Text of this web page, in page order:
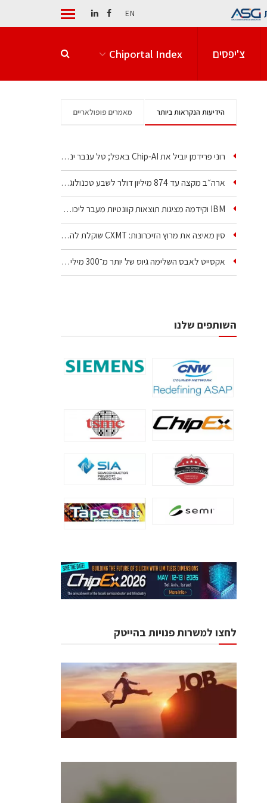
EN
צ'יפסים Chiportal Index
הידיעות הנקראות ביותר מאמרים פופולאריים
רוני פרידמן יוביל את Chip‑AI באפל; טל ענבר ינהל את…
ארה״ב מקצה עד 874 מיליון דולר לשבע טכנולוגיות שבבים…
IBM וקידמה מציגות תוצאות קוונטיות מעבר ליכולת…
סין מאיצה את מרוץ הזיכרונות: CXMT שוקלת להקים מפעל…
אקסייט לאבס השלימה גיוס של יותר מ־300 מיליון דולר…
השותפים שלנו
לחצו למשרות פנויות בהייטק